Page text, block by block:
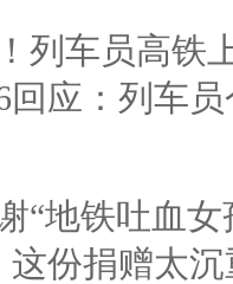
列车员高铁
回应：列车
“地铁吐血
这份捐赠太